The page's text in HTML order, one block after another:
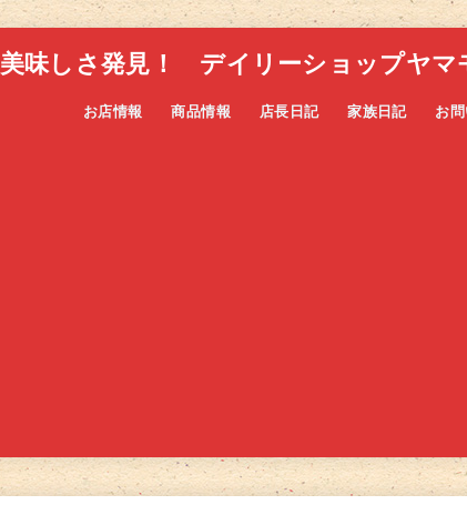
美味しさ発見！ デイリーショップヤ
お店情報 商品情報 店長日記 家族日記 お